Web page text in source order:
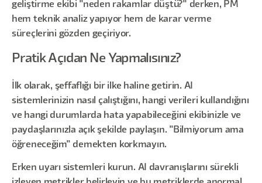
geliştirme ekibi "neden rakamlar düştü?" derken, PM
hem teknik analiz yapıyor hem de karar verme
süreçlerini gözden geçiriyor.
Pratik Açıdan Ne Yapmalısınız?
İlk olarak, şeffaflığı bir ilke haline getirin. AI
sistemlerinizin nasıl çalıştığını, hangi verileri kullandığını
ve hangi durumlarda hata yapabileceğini ekibinizle ve
paydaşlarınızla açık şekilde paylaşın. "Bilmiyorum ama
öğreneceğim" demekten korkmayın.
Erken uyarı sistemleri kurun. AI davranışlarını sürekli